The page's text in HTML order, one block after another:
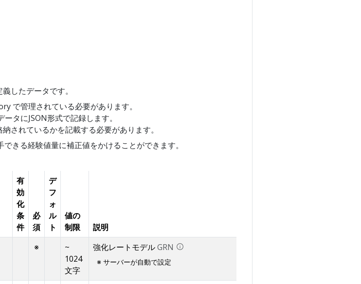
したデータです。
で管理されている必要があります。
タにJSON形式で記録します。
されているかを記載する必要があります。
できる経験値量に補正値をかけることができます。
有
効
化
条
件
必
須
デ
フ
ォ
ル
ト
値の
制限
説明
※
~
1024
文字
強化レートモデルGRN
※ サーバーが自動で設定